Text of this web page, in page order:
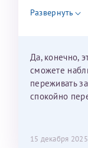
недель и 3
Можно мне
Развернуть
Да, конечно,
сможете
переживать
спокойно
15 декабря 2025